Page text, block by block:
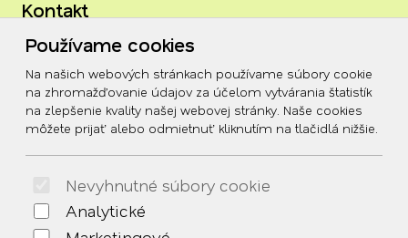
Používame cookies
Na našich webových stránkach používame súbory cookie
na zhromažďovanie údajov za účelom vytvárania štatistík
na zlepšenie kvality našej webovej stránky. Naše cookies
môžete prijať alebo odmietnuť kliknutím na tlačidlá nižšie.
Nevyhnutné súbory cookie
Analytické
Kontakt
igor.rozenberg@tszh.eu
045/678 70 10
045/678 70 11
Social
Facebook
© 2026 Arrabella s.r.o., mayabella s.r.o., Všetky práva